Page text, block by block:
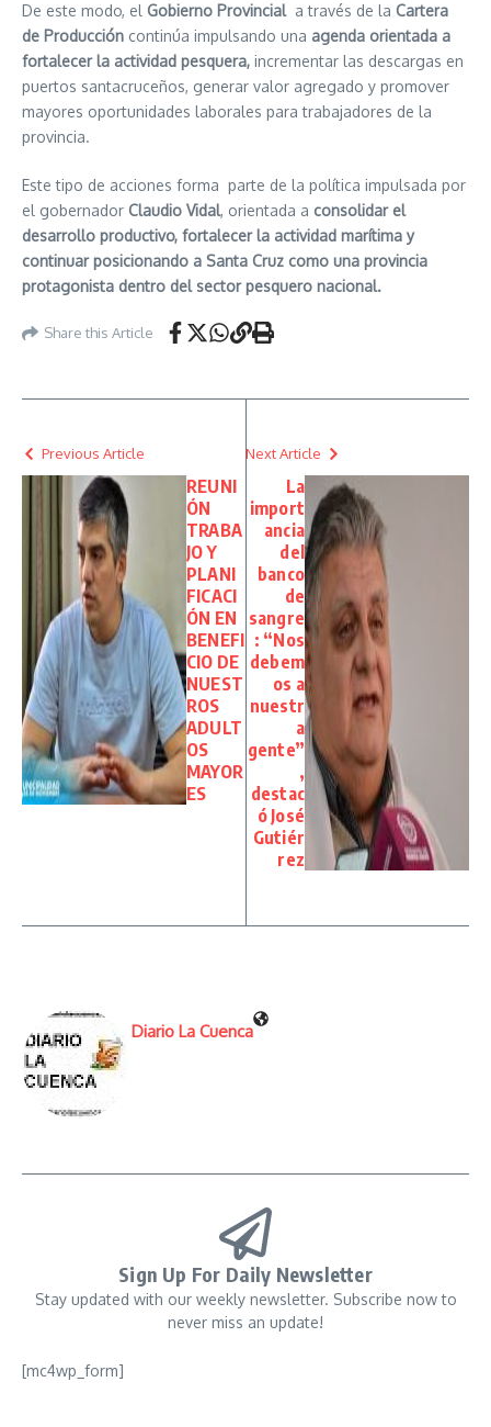
De este modo, el Gobierno Provincial a través de la Cartera
de Producción continúa impulsando una agenda orientada a
fortalecer la actividad pesquera, incrementar las descargas en
puertos santacruceños, generar valor agregado y promover
mayores oportunidades laborales para trabajadores de la
provincia.
Este tipo de acciones forma parte de la política impulsada por
el gobernador Claudio Vidal, orientada a consolidar el
desarrollo productivo, fortalecer la actividad marítima y
continuar posicionando a Santa Cruz como una provincia
protagonista dentro del sector pesquero nacional.
Share this Article
Previous Article
REUNI
ÓN
TRABA
JO Y
PLANI
FICACI
ÓN EN
BENEFI
CIO DE
NUEST
ROS
ADULT
OS
MAYOR
ES
Next Article
La
import
ancia
del
banco
de
sangre
: “Nos
debem
os a
nuestr
a
gente”
,
destac
ó José
Gutiér
rez
Diario La Cuenca
Sign Up For Daily Newsletter
Stay updated with our weekly newsletter. Subscribe now to
never miss an update!
[mc4wp_form]